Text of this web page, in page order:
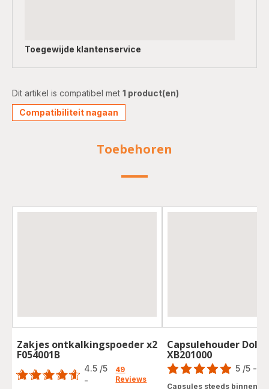
Toegewijde klantenservice
Dit artikel is compatibel met 1 product(en)
Compatibiliteit nagaan
Toebehoren
Zakjes ontkalkingspoeder x2
F054001B
Score
4.5 /5
-
49
Reviews
Capsulehouder
XB201000
Score
5 /5 -
Capsules steeds binnen